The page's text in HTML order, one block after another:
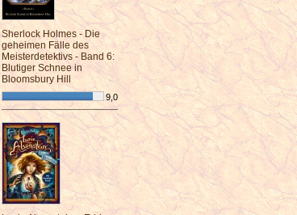
Sherlock Holmes - Die
geheimen Fälle des
Meisterdetektivs - Band 6:
Blutiger Schnee in
Bloomsbury Hill
9,0
¯¯¯¯¯¯¯¯¯¯¯¯¯¯¯¯¯¯¯¯¯¯¯¯